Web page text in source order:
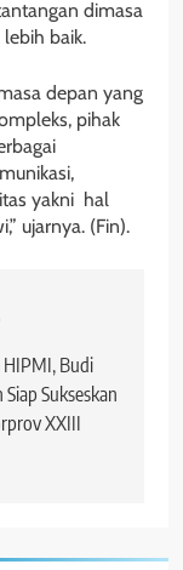
dimasa
baik.
depan yang
pihak
yakni hal
ujarnya. (Fin).
HIPMI, Budi
Sukseskan
XXIII